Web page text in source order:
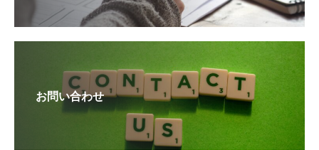
お問い合わせ